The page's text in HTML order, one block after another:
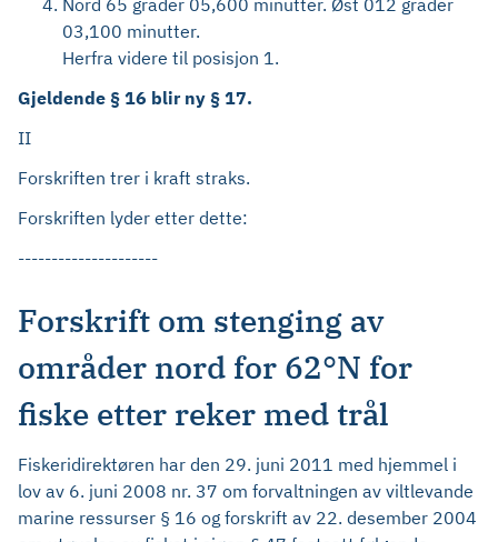
Nord 65 grader 05,600 minutter. Øst 012 grader
03,100 minutter.
Herfra videre til posisjon 1.
Gjeldende § 16 blir ny § 17.
II
Forskriften trer i kraft straks.
Forskriften lyder etter dette:
---------------------
Forskrift om stenging av
områder nord for 62°N for
fiske etter reker med trål
Fiskeridirektøren har den 29. juni 2011 med hjemmel i
lov av 6. juni 2008 nr. 37 om forvaltningen av viltlevande
marine ressurser § 16 og forskrift av 22. desember 2004